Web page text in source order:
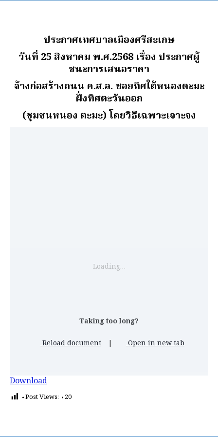
ประกาศเทศบาลเมืองศรีสะเกษ
วันที่ 25 สิงหาคม พ.ศ.2568 เรื่อง ประกาศผู้
ชนะการเสนอราคา
จ้างก่อสร้างถนน ค.ส.ล. ซอยทิศใต้หนองตะมะ
ฝั่งทิศตะวันออก
(ชุมชนหนอง ตะมะ) โดยวิธีเฉพาะเจาะจง
Loading…
Taking too long?
Reload document | Open in new tab
Download
Post Views: 20